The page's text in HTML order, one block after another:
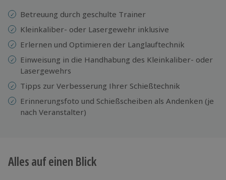
Betreuung durch geschulte Trainer
Kleinkaliber- oder Lasergewehr inklusive
Erlernen und Optimieren der Langlauftechnik
Einweisung in die Handhabung des Kleinkaliber- oder
Lasergewehrs
Tipps zur Verbesserung Ihrer Schießtechnik
Erinnerungsfoto und Schießscheiben als Andenken (je
nach Veranstalter)
Alles auf einen Blick